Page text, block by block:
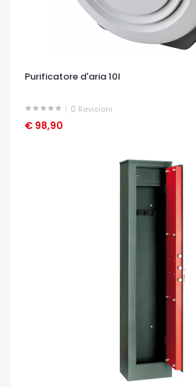
Purificatore d'aria 10l
0 Revisioni
€ 98,90
OCCHIATA VELOCE